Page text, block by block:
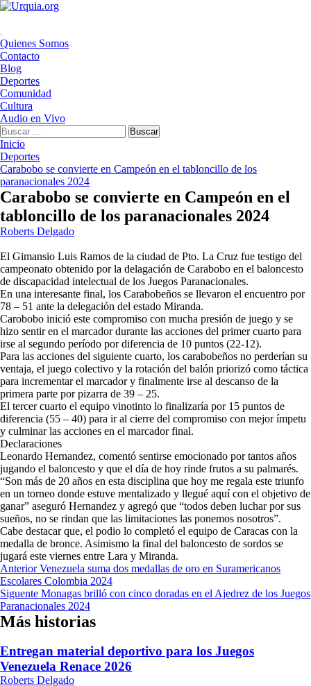
Saltar
Menú
principal
Quienes Somos
Contacto
Blog
Deportes
Comunidad
Cultura
Audio en Vivo
Buscar:
Inicio
Deportes
Carabobo se convierte en Campeón en el tabloncillo de los
paranacionales 2024
Carabobo se convierte en Campeón en el
tabloncillo de los paranacionales 2024
Roberts Delgado
El Gimansio Luis Ramos de la ciudad de Pto. La Cruz fue testigo del
campeonato obtenido por la delagación de Carabobo en el baloncesto
de discapacidad intelectual de los Juegos Paranacionales.
En una interesante final, los Carabobeños se llevaron el encuentro por
78 – 51 ante la delegación del estado Miranda.
Carobobo inició este compromiso con mucha presión de juego y se
hizo sentir en el marcador durante las acciones del primer cuarto para
irse al segundo período por diferencia de 10 puntos (22-12).
Para las acciones del siguiente cuarto, los carabobeños no perderían su
ventaja, el juego colectivo y la rotación del balón priorizó como táctica
para incrementar el marcador y finalmente irse al descanso de la
primera parte por pizarra de 39 – 25.
El tercer cuarto el equipo vinotinto lo finalizaría por 15 puntos de
diferencia (55 – 40) para ir al cierre del compromiso con mejor ímpetu
y culminar las acciones en el marcador final.
Declaraciones
Leonardo Hernandez, comentó sentirse emocionado por tantos años
jugando el baloncesto y que el día de hoy rinde frutos a su palmarés.
“Son más de 20 años en esta disciplina que hoy me regala este triunfo
en un torneo donde estuve mentalizado y llegué aquí con el objetivo de
ganar” aseguró Hernandez y agregó que “todos deben luchar por sus
sueños, no se rindan que las limitaciones las ponemos nosotros”.
Cabe destacar que, el podio lo completó el equipo de Caracas con la
medalla de bronce. Asimismo la final del baloncesto de sordos se
jugará este viernes entre Lara y Miranda.
Navegación
de
entradas
AnteriorVenezuela suma dos medallas de oro en Suramericanos
Escolares Colombia 2024
Siguente Monagas brilló con cinco doradas en el Ajedrez de los Juegos
Paranacionales 2024
Más historias
Entregan material deportivo para los Juegos
Venezuela Renace 2026
Roberts Delgado